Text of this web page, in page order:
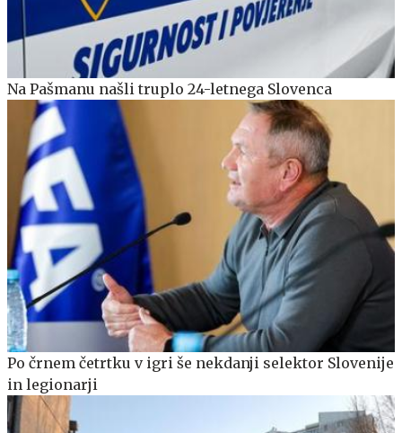
Na Pašmanu našli truplo 24-letnega Slovenca
Po črnem četrtku v igri še nekdanji selektor Slovenije
in legionarji